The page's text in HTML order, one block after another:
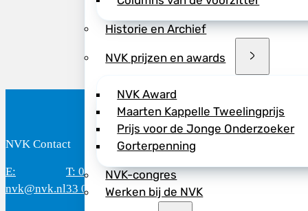
Historie en Archief
NVK prijzen en awards
NVK Award
Maarten Kappelle Tweelingprijs
Prijs voor de Jonge Onderzoeker
Gorterpenning
NVK-congres
Werken bij de NVK
NVK Contact
E:
nvk@nvk.nl
T: 088 - 282
33 06
Bereikbaar: 8.30 - 17.00 uur
(werkdagen)